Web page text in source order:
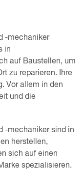
-mechaniker
in
auf Baustellen, um
zu reparieren. Ihre
Vor allem in den
und die
-mechaniker sind in
herstellen,
sich auf einen
spezialisieren.